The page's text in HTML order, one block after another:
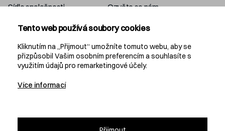
Sídlo společnosti
Navláčil stavební firma, s.r.o.
Bartošova 5532
760 01 Zlín
Ozvěte se nám
+420 577 212 049
info@navlacil.cz
DEVELOPMENT
Tento web používá soubory cookies
Kliknutím na „Přijmout“ umožníte tomuto webu, aby se
přizpůsobil Vašim osobním preferencím a souhlasíte s
využitím údajů pro remarketingové účely.
Více informací